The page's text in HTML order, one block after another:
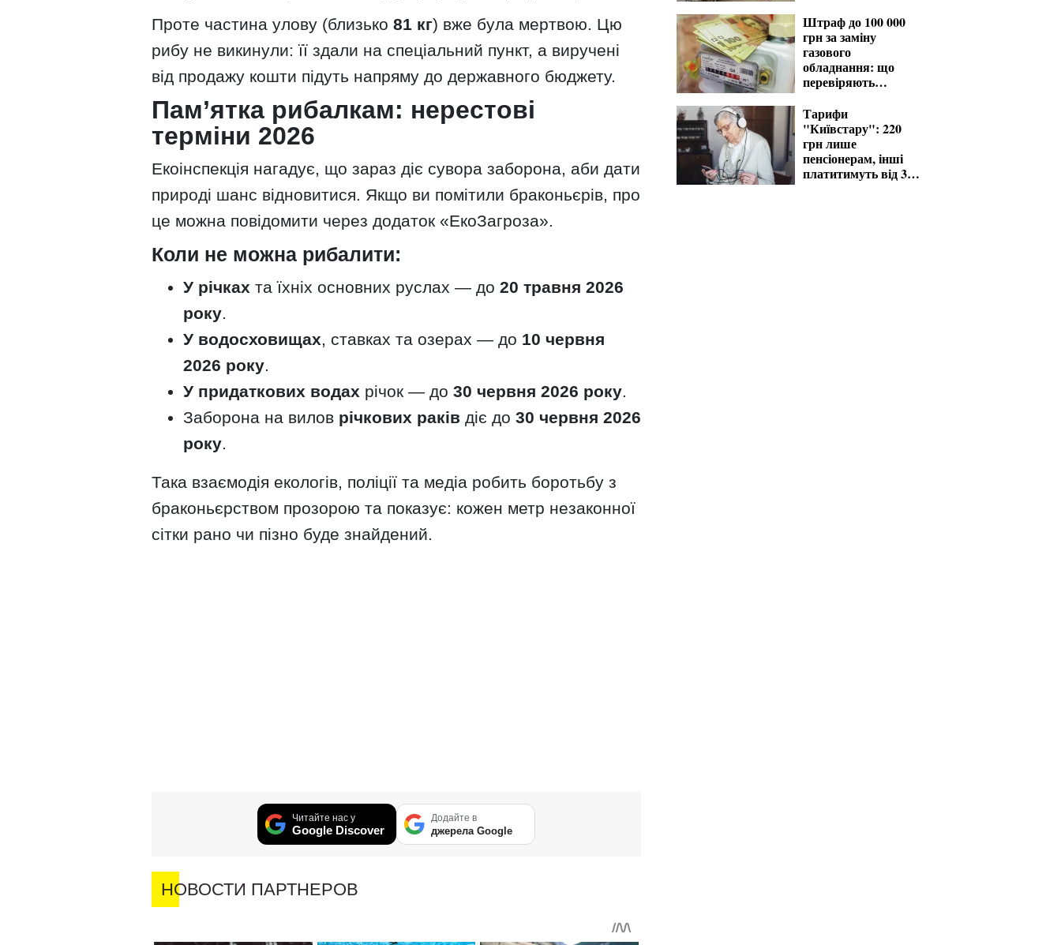
Проте частина улову (близько 81 кг) вже була мертвою. Цю
рибу не викинули: її здали на спеціальний пункт, а виручені
від продажу кошти підуть напряму до державного бюджету.
Пам’ятка рибалкам: нерестові
терміни 2026
Екоінспекція нагадує, що зараз діє сувора заборона, аби дати
природі шанс відновитися. Якщо ви помітили браконьєрів, про
це можна повідомити через додаток «ЕкоЗагроза».
Коли не можна рибалити:
У річках та їхніх основних руслах — до 20 травня 2026
року.
У водосховищах, ставках та озерах — до 10 червня
2026 року.
У придаткових водах річок — до 30 червня 2026 року.
Заборона на вилов річкових раків діє до 30 червня 2026
року.
Така взаємодія екологів, поліції та медіа робить боротьбу з
браконьєрством прозорою та показує: кожен метр незаконної
сітки рано чи пізно буде знайдений.
Читайте нас у
Google Discover
Додайте в
джерела Google
НОВОСТИ ПАРТНЕРОВ
Штраф до 100 000
грн за заміну
газового
обладнання: що
перевіряють
Тарифи
"Київстару": 220
грн лише
пенсіонерам, інші
платитимуть від 370